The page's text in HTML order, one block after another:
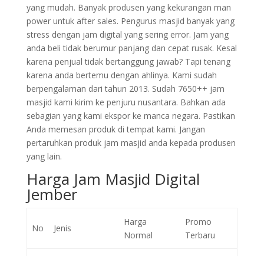
yang mudah. Banyak produsen yang kekurangan man
power untuk after sales. Pengurus masjid banyak yang
stress dengan jam digital yang sering error. Jam yang
anda beli tidak berumur panjang dan cepat rusak. Kesal
karena penjual tidak bertanggung jawab? Tapi tenang
karena anda bertemu dengan ahlinya. Kami sudah
berpengalaman dari tahun 2013. Sudah 7650++ jam
masjid kami kirim ke penjuru nusantara. Bahkan ada
sebagian yang kami ekspor ke manca negara. Pastikan
Anda memesan produk di tempat kami. Jangan
pertaruhkan produk jam masjid anda kepada produsen
yang lain.
Harga Jam Masjid Digital
Jember
No Jenis
Harga
Normal
Promo
Terbaru